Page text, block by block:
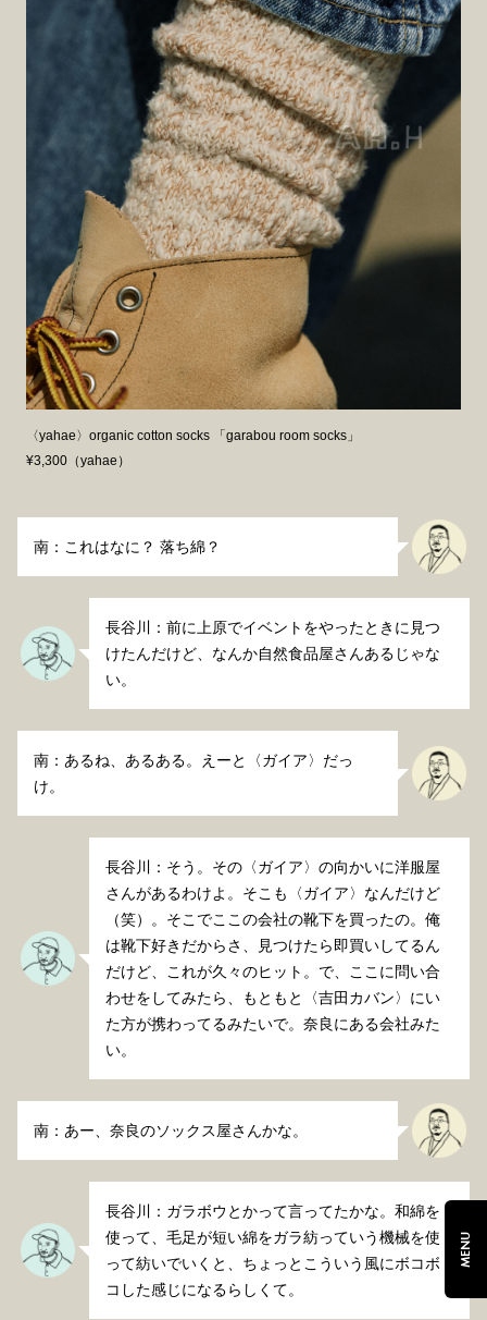
〈yahae〉organic cotton socks 「garabou room socks」
¥3,300（yahae）
南：これはなに？ 落ち綿？
長谷川：前に上原でイベントをやったときに見つ
けたんだけど、なんか自然食品屋さんあるじゃな
い。
南：あるね、あるある。えーと〈ガイア〉だっ
け。
長谷川：そう。その〈ガイア〉の向かいに洋服屋
さんがあるわけよ。そこも〈ガイア〉なんだけど
（笑）。そこでここの会社の靴下を買ったの。俺
は靴下好きだからさ、見つけたら即買いしてるん
だけど、これが久々のヒット。で、ここに問い合
わせをしてみたら、もともと〈吉田カバン〉にい
た方が携わってるみたいで。奈良にある会社みた
い。
南：あー、奈良のソックス屋さんかな。
長谷川：ガラボウとかって言ってたかな。和綿を
使って、毛足が短い綿をガラ紡っていう機械を使
って紡いでいくと、ちょっとこういう風にボコボ
コした感じになるらしくて。
MENU